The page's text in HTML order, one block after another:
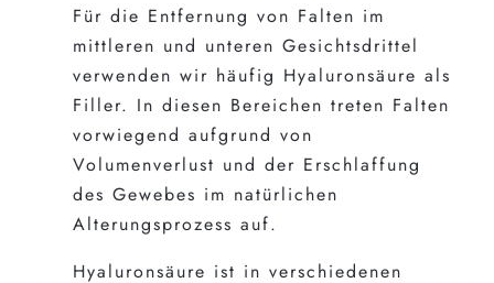
Für die Entfernung von Falten im
mittleren und unteren Gesichtsdrittel
verwenden wir häufig Hyaluronsäure als
Filler. In diesen Bereichen treten Falten
vorwiegend aufgrund von
Volumenverlust und der Erschlaffung
des Gewebes im natürlichen
Alterungsprozess auf.
Hyaluronsäure ist in verschiedenen